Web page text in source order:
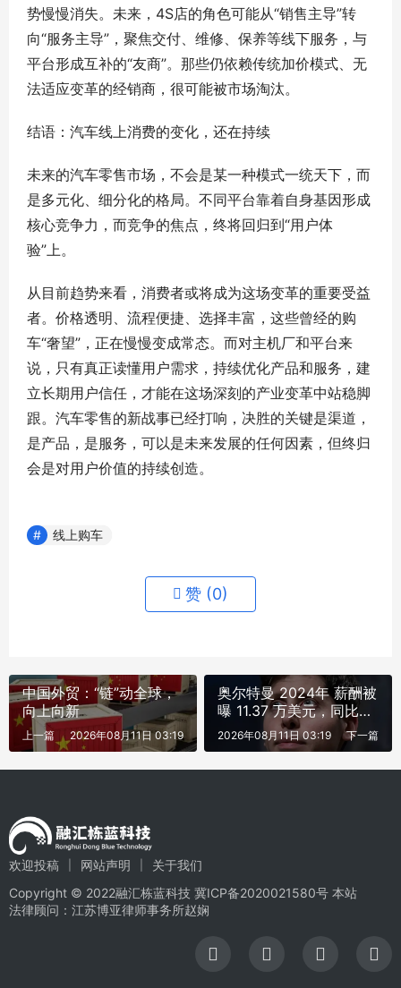
势慢慢消失。未来，4S店的角色可能从“销售主导”转
向“服务主导”，聚焦交付、维修、保养等线下服务，与
平台形成互补的“友商”。那些仍依赖传统加价模式、无
法适应变革的经销商，很可能被市场淘汰。
结语：汽车线上消费的变化，还在持续
未来的汽车零售市场，不会是某一种模式一统天下，而
是多元化、细分化的格局。不同平台靠着自身基因形成
核心竞争力，而竞争的焦点，终将回归到“用户体
验”上。
从目前趋势来看，消费者或将成为这场变革的重要受益
者。价格透明、流程便捷、选择丰富，这些曾经的购
车“奢望”，正在慢慢变成常态。而对主机厂和平台来
说，只有真正读懂用户需求，持续优化产品和服务，建
立长期用户信任，才能在这场深刻的产业变革中站稳脚
跟。汽车零售的新战事已经打响，决胜的关键是渠道，
是产品，是服务，可以是未来发展的任何因素，但终归
会是对用户价值的持续创造。
线上购车
赞 (0)
中国外贸：“链”动全球，
向上向新
上一篇 2026年08月11日 03:19
奥尔特曼 2024年 薪酬被
曝 11.37 万美元，同比增
长近 50%
下一篇
2026年08月11日 03:19
欢迎投稿 网站声明
关于我们
Copyright © 2022融汇栋蓝科技 冀ICP备2020021580号 本站
法律顾问：江苏博亚律师事务所赵娴